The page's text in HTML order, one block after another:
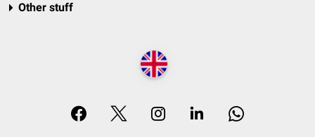
Other stuff